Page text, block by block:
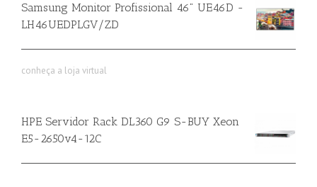
Samsung Monitor Profissional 46" UE46D -
LH46UEDPLGV/ZD
conheça a loja virtual
HPE Servidor Rack DL360 G9 S-BUY Xeon
E5-2650v4-12C